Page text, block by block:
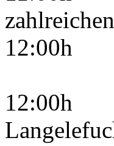
12:00h
in
12:00h